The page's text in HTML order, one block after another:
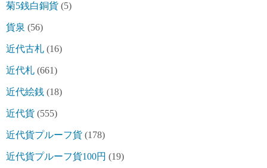
菊5銭白銅貨 (5)
貨泉 (56)
近代古札 (16)
近代札 (661)
近代絵銭 (18)
近代貨 (555)
近代貨プルーフ貨 (178)
近代貨プルーフ貨100円 (19)